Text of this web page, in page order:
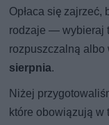
Opłaca się
rodzaje — wybieraj
rozpuszczalną albo
sierpnia.
Niżej
które obowiązują w